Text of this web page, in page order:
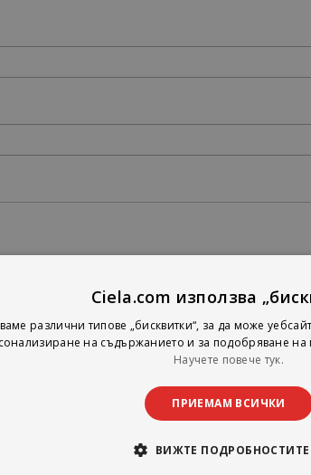
Ciela.com използва
различни типове „бисквитки“, за да може
на съдържанието и за подобряване на
Научете повече тук.
ПРИЕМАМ ВСИЧКИ
ВИЖТЕ ПОДРОБНОСТИТЕ